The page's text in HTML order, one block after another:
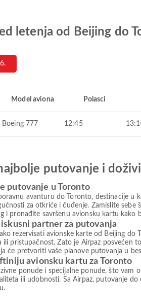
letenja od Beijing do
Model aviona Polasci
Boeing 777 12:45
putovanje i
putovanje u Toronto
avanturu do Toronto, destinacije u
za otkriće i čuđenje. Zamislite
i pronađite savršenu avionsku kartu kako
partner za putovanja
rezervisati avionske karte od Beijing
pristupačnost. Zato je Airpaz posvećen
će pretvoriti vaše planove putovanja u
avionsku kartu za Toronto
ponude i specijalne ponude, što vam
ili udobnosti. Sa Airpaz, putovanje